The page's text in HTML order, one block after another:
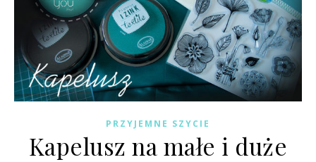
PRZYJEMNE SZYCIE
Kapelusz na małe i duże